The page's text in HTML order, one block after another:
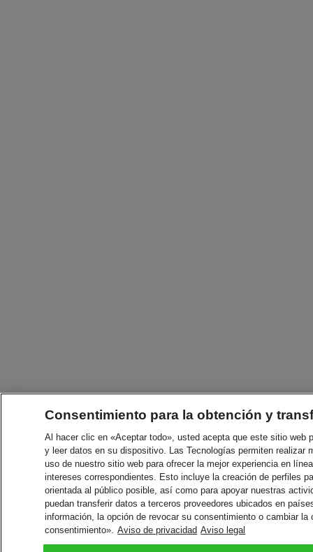
Consentimiento para la obtención y
Al hacer clic en «Aceptar todo», usted acepta que este sitio
y leer datos en su dispositivo. Las Tecnologías permiten
uso de nuestro sitio web para ofrecer la mejor experiencia en
intereses correspondientes. Esto incluye la creación de perfiles
orientada al público posible, así como para apoyar nuestras
puedan transferir datos a terceros proveedores ubicados en
información, la opción de revocar su consentimiento o cambiar
consentimiento». Aviso de privacidad Aviso legal